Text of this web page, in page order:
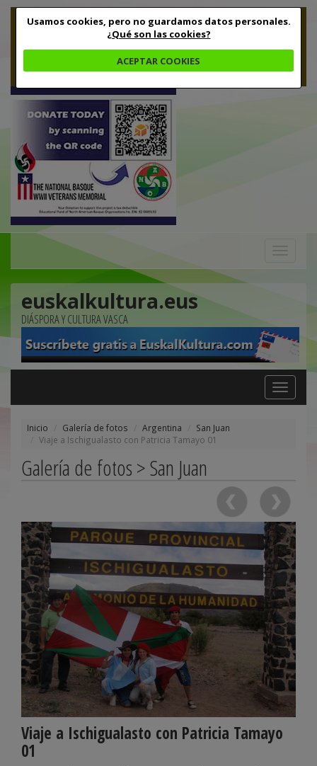
Usamos cookies, pero no guardamos datos personales.
¿Qué son las cookies?
ACEPTAR COOKIES
euskalkultura.eus
DIÁSPORA Y CULTURA VASCA
Toggle
navigation
Inicio Galería de fotos Argentina
San Juan
Viaje a Ischigualasto con Patricia Tamayo 01
Galería de fotos > San Juan
Viaje a Ischigualasto con Patricia Tamayo
01